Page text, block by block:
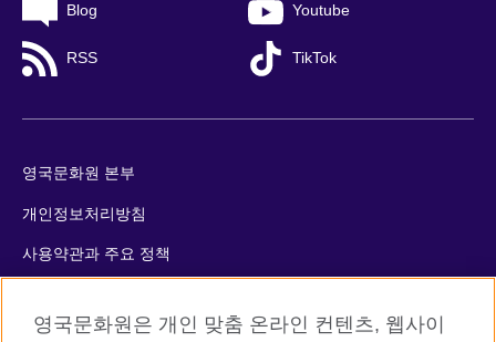
Blog Youtube
RSS TikTok
영국문화원 본부
개인정보처리방침
사용약관과 주요 정책
사이트맵
영국문화원은 개인 맞춤 온라인 컨텐츠, 웹사이